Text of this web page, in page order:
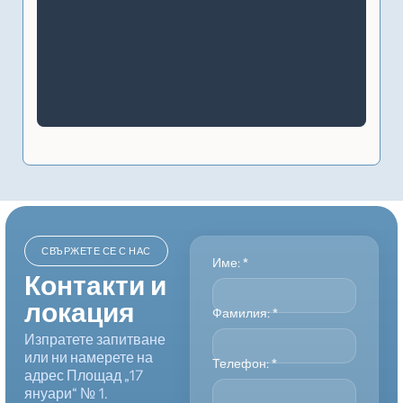
СВЪРЖЕТЕ СЕ С НАС
Контакти и
локация
Изпратете запитване
или ни намерете на
адрес Площад „17
януари“ № 1.
Име:*
Фамилия:*
Телефон:*